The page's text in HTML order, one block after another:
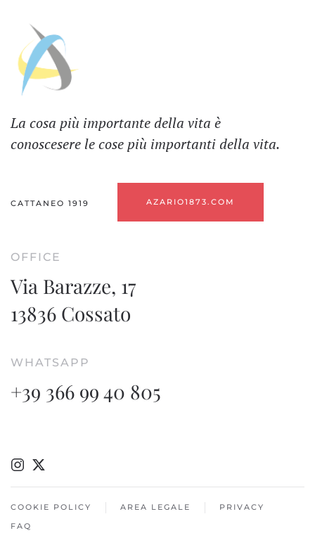
La cosa più importante della vita è
conoscesere le cose più importanti della vita.
CATTANEO 1919 AZARIO1873.COM
OFFICE
Via Barazze, 17
13836 Cossato
WHATSAPP
+39 366 99 40 805
COOKIE POLICY AREA LEGALE
PRIVACY
FAQ